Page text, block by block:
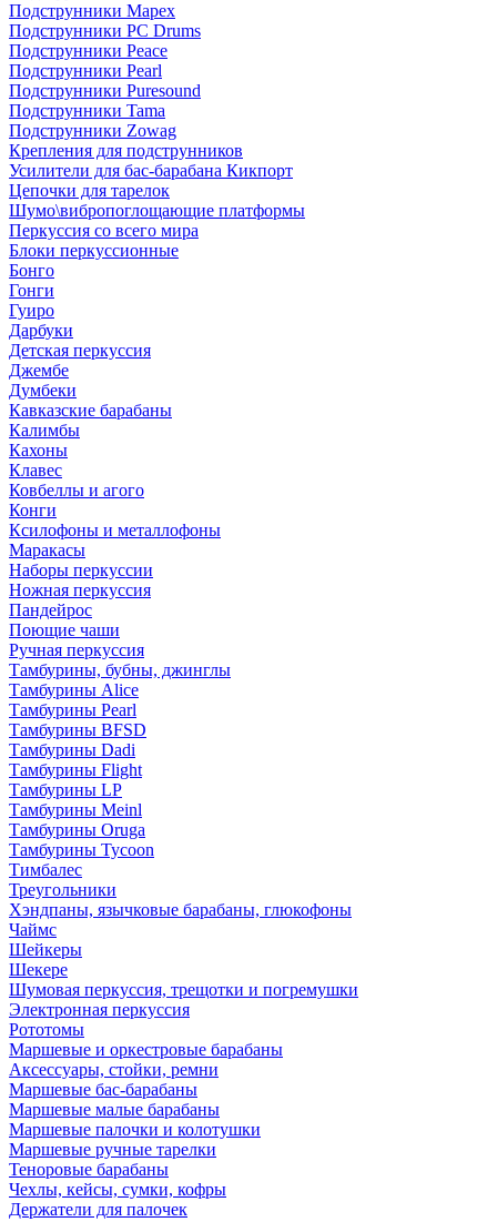
Подструнники Mapex
Подструнники PC Drums
Подструнники Peace
Подструнники Pearl
Подструнники Puresound
Подструнники Tama
Подструнники Zowag
Крепления для подструнников
Усилители для бас-барабана Кикпорт
Цепочки для тарелок
Шумо\вибропоглощающие платформы
Перкуссия со всего мира
Блоки перкуссионные
Бонго
Гонги
Гуиро
Дарбуки
Детская перкуссия
Джембе
Думбеки
Кавказские барабаны
Калимбы
Кахоны
Клавес
Ковбеллы и агого
Конги
Ксилофоны и металлофоны
Маракасы
Наборы перкуссии
Ножная перкуссия
Пандейрос
Поющие чаши
Ручная перкуссия
Тамбурины, бубны, джинглы
Тамбурины Alice
Тамбурины Pearl
Тамбурины BFSD
Тамбурины Dadi
Тамбурины Flight
Тамбурины LP
Тамбурины Meinl
Тамбурины Oruga
Тамбурины Tycoon
Тимбалес
Треугольники
Хэндпаны, язычковые барабаны, глюкофоны
Чаймс
Шейкеры
Шекере
Шумовая перкуссия, трещотки и погремушки
Электронная перкуссия
Рототомы
Маршевые и оркестровые барабаны
Аксессуары, стойки, ремни
Маршевые бас-барабаны
Маршевые малые барабаны
Маршевые палочки и колотушки
Маршевые ручные тарелки
Теноровые барабаны
Чехлы, кейсы, сумки, кофры
Держатели для палочек